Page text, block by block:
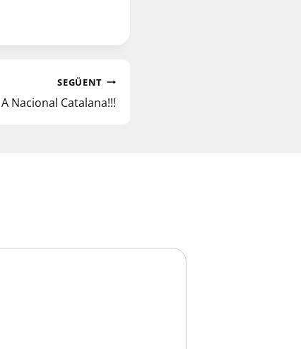
SEGÜENT
A Nacional Catalana!!!